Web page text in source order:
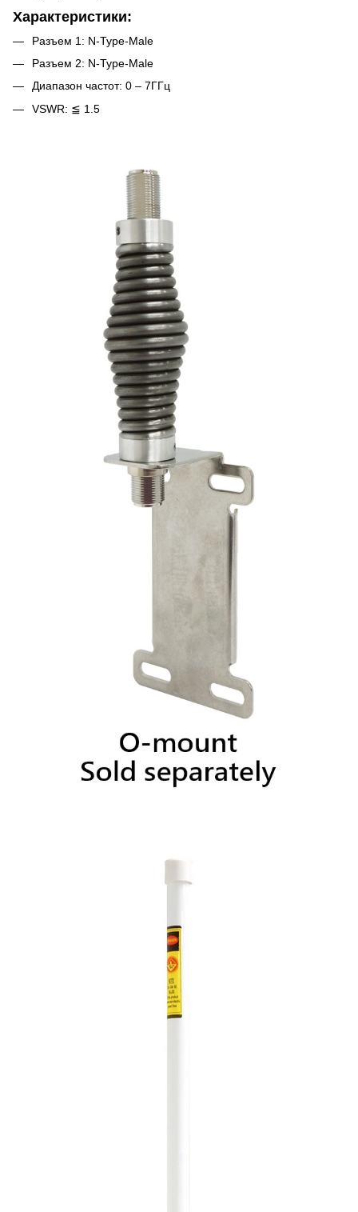
Характеристики:
Разъем 1: N-Type-Male
Разъем 2: N-Type-Male
Диапазон частот: 0 – 7ГГц
VSWR: ≦ 1.5